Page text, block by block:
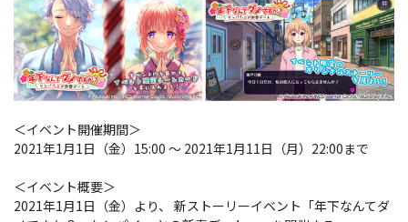
＜イベント開催期間＞
2021年1月1日（金）15:00 ～ 2021年1月11日（月）22:00まで
＜イベント概要＞
2021年1月1日（金）より、 新ストーリーイベント「年下なんてダ